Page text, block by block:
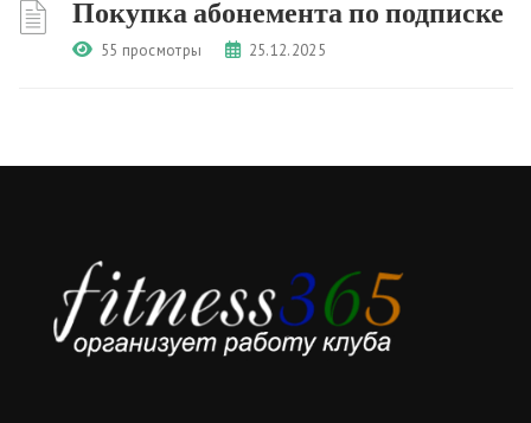
Покупка абонемента по подписке
55 просмотры 25.12.2025